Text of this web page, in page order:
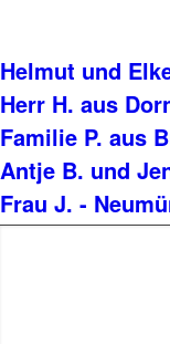
Helmut und
Herr H. aus
Familie P. aus
Antje B. und
Frau J. -